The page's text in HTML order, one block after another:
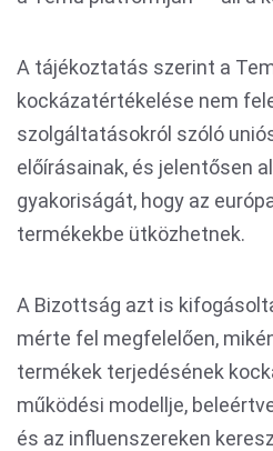
A tájékoztatás szerint a
kockázatértékelése nem
szolgáltatásokról szóló
előírásainak, és jelentősen
gyakoriságát, hogy az
termékekbe ütközhetnek.
A Bizottság azt is
mérte fel megfelelően,
termékek terjedésének
működési modellje,
és az influenszereken